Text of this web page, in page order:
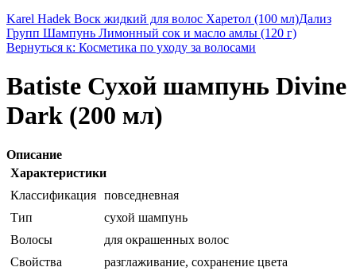
Karel Hadek Воск жидкий для волос Харетол (100 мл)Дализ
Групп Шампунь Лимонный сок и масло амлы (120 г)
Вернуться к: Косметика по уходу за волосами
Batiste Сухой шампунь Divine
Dark (200 мл)
Описание
Характеристики
Классификация повседневная
Тип
сухой шампунь
Волосы
для окрашенных волос
Свойства
разглаживание, сохранение цвета